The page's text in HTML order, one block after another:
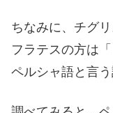
ちなみに、チグ
フラテスの方は
ペルシャ語と言う